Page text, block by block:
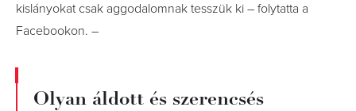
kislányokat csak aggodalomnak tesszük ki – folytatta a
Facebookon. –
Olyan áldott és szerencsés